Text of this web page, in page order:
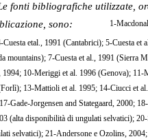
fonti bibliografiche utilizzate,
sono:
1-
etal., 1991 (Cantabrici); 5-Cuesta et
mountains); 7-Cuesta et al., 1991 (Sierra
1994; 10-Meriggi et al. 1996 (Genova);
13-Mattioli et al. 1995; 14-Ciucci et
Gade-Jorgensen and Stategaard, 2000;
(alta disponibilità di ungulati selvatici);
selvatici); 21-Andersone e Ozolins,